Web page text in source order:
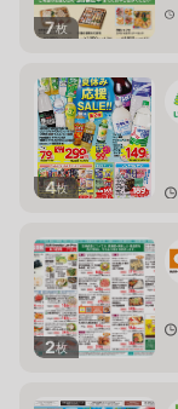
7枚
4枚
2枚